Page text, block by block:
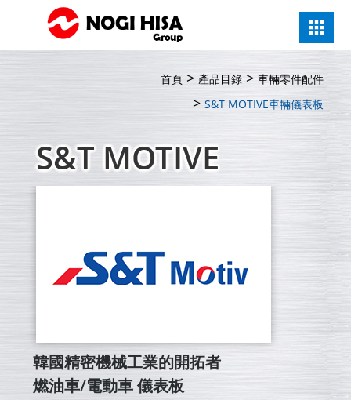
首頁 產品目錄
車輛零件配件
S&T MOTIVE車輛儀表板
S&T MOTIVE
韓國精密機械工業的開拓者
燃油車/電動車 儀表板